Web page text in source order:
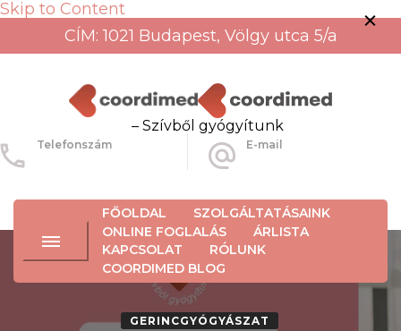
Skip to Content
CÍM: 1021 Budapest, Völgy utca 5/a
– Szívből gyógyítunk
Telefonszám E-mail
FŐOLDAL
SZOLGÁLTATÁSAINK
ONLINE FOGLALÁS
ÁRLISTA
KAPCSOLAT
RÓLUNK
COORDIMED BLOG
GERINCGYÓGYÁSZAT